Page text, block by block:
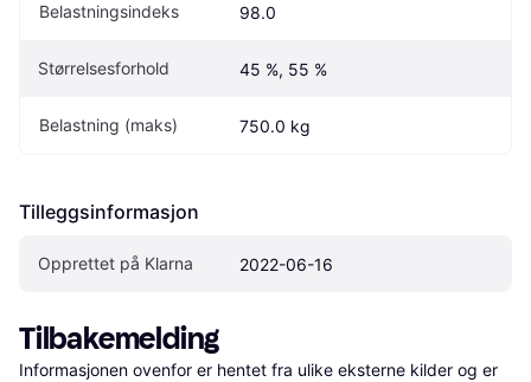
Belastningsindeks 98.0
Størrelsesforhold 45 %, 55 %
Belastning (maks) 750.0 kg
Tilleggsinformasjon
Opprettet på Klarna 2022-06-16
Tilbakemelding
Informasjonen ovenfor er hentet fra ulike eksterne kilder og er